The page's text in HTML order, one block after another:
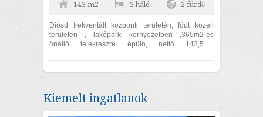
143 m2 3 háló 2 fürdő
Diósd frekventált központi területén, főút közeli
területen , lakóparki környezetben ,365m2-es
önálló telekrészre épülő, nettó 143,5m2
Kiemelt ingatlanok